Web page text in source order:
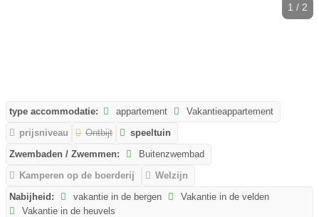
1 / 2
type accommodatie: appartement
Vakantieappartement
prijsniveau
Ontbijt
speeltuin
Zwembaden / Zwemmen:
Buitenzwembad
Kamperen op de boerderij
Welzijn
Nabijheid:
vakantie in de bergen
Vakantie in de velden
Vakantie in de heuvels